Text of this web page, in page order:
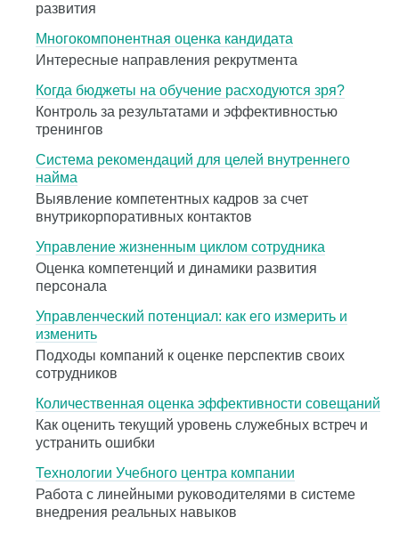
развития
Многокомпонентная оценка кандидата
Интересные направления рекрутмента
Когда бюджеты на обучение расходуются зря?
Контроль за результатами и эффективностью
тренингов
Система рекомендаций для целей внутреннего
найма
Выявление компетентных кадров за счет
внутрикорпоративных контактов
Управление жизненным циклом сотрудника
Оценка компетенций и динамики развития
персонала
Управленческий потенциал: как его измерить и
изменить
Подходы компаний к оценке перспектив своих
сотрудников
Количественная оценка эффективности совещаний
Как оценить текущий уровень служебных встреч и
устранить ошибки
Технологии Учебного центра компании
Работа с линейными руководителями в системе
внедрения реальных навыков